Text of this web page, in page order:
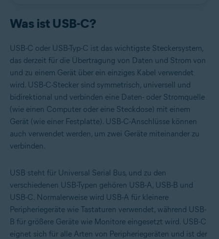
Was ist USB-C?
USB-C oder USB-Typ-C ist das wichtigste Steckersystem,
das derzeit für die Übertragung von Daten und Strom von
und zu einem Gerät über ein einziges Kabel verwendet
wird. USB-C-Stecker sind symmetrisch, universell und
bidirektional und verbinden eine Daten- oder Stromquelle
(wie einen Computer oder eine Steckdose) mit einem
Gerät (wie einer Festplatte). USB-C-Anschlüsse können
auch verwendet werden, um zwei Geräte miteinander zu
verbinden.
USB steht für Universal Serial Bus, und zu den
verschiedenen USB-Typen gehören USB-A, USB-B und
USB-C. Normalerweise wird USB-A für kleinere
Peripheriegeräte wie Tastaturen verwendet, während USB-
B für größere Geräte wie Monitore eingesetzt wird. USB-C
eignet sich für alle Arten von Peripheriegeräten und ist der